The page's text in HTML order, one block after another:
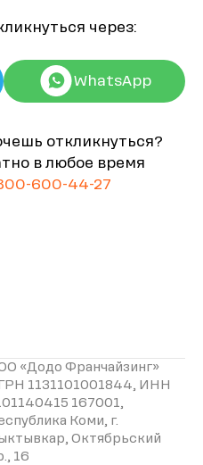
через:
WhatsApp
откликнуться?
в любое время
600-44-27
«Додо Франчайзинг»
1131101001844, ИНН
167001,
Коми, г.
Октябрьский
16